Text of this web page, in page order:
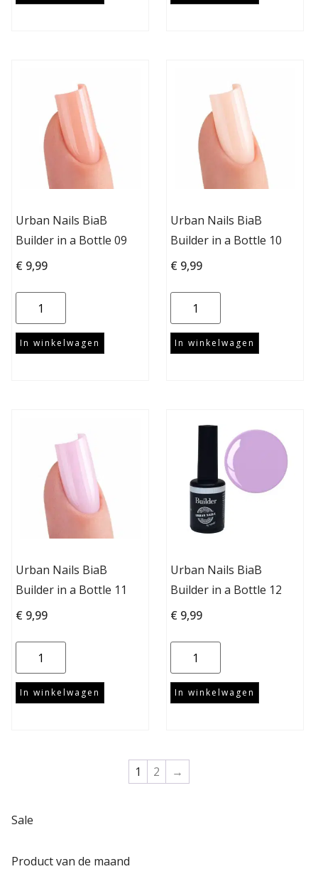
Urban Nails BiaB
Builder in a Bottle 09
€ 9,99
In winkelwagen
Urban Nails BiaB
Builder in a Bottle 10
€ 9,99
In winkelwagen
Urban Nails BiaB
Builder in a Bottle 11
€ 9,99
In winkelwagen
Urban Nails BiaB
Builder in a Bottle 12
€ 9,99
In winkelwagen
1 2 →
Sale
Product van de maand